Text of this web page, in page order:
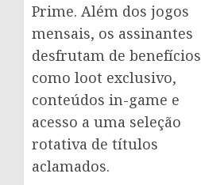
Prime. Além dos jogos
mensais, os assinantes
desfrutam de benefícios
como loot exclusivo,
conteúdos in-game e
acesso a uma seleção
rotativa de títulos
aclamados.